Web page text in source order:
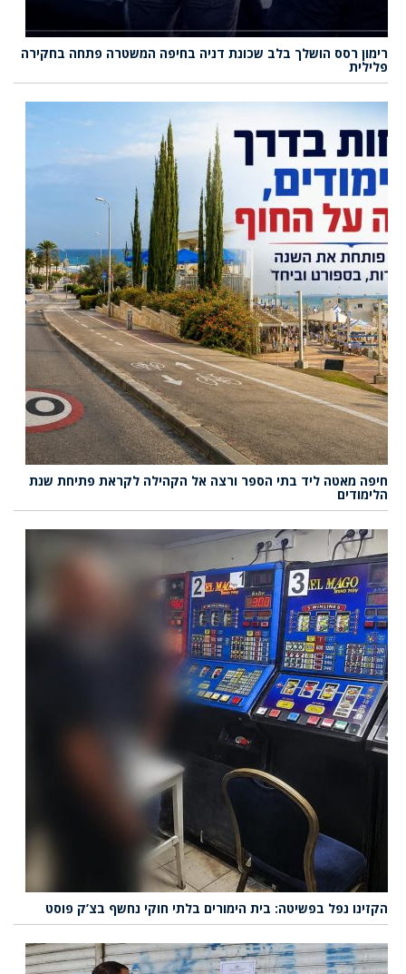
רימון רסס הושלך בלב שכונת דניה בחיפה המשטרה פתחה בחקירה
פלילית
חיפה מאטה ליד בתי הספר ורצה אל הקהילה לקראת פתיחת שנת
הלימודים
הקזינו נפל בפשיטה: בית הימורים בלתי חוקי נחשף בצ’ק פוסט